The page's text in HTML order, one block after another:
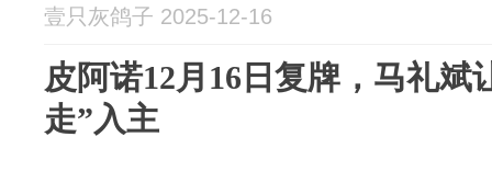
壹只灰鸽子 2025-12-16
皮阿诺12月16日复牌，马礼斌
走”入主